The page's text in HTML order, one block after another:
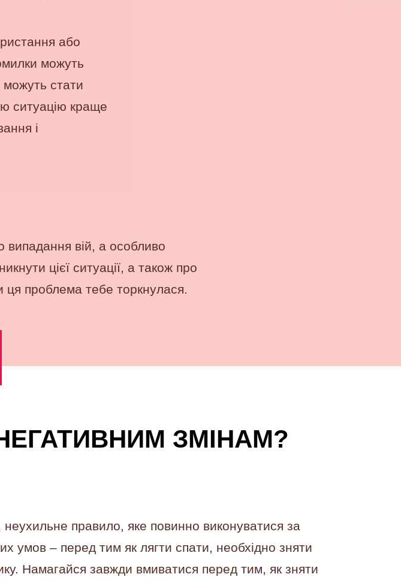
або
можуть
можуть стати
ситуацію краще
і
випадання вій, а особливо
цієї ситуації, а також про
проблема тебе торкнулася.
ЗМІНАМ?
правило, яке повинно виконуватися за
умов – перед тим як лягти спати, необхідно зняти
Намагайся завжди вмиватися перед тим, як зняти